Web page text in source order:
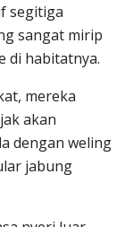
segitiga
sangat mirip
di habitatnya.
mereka
akan
dengan weling
jabung